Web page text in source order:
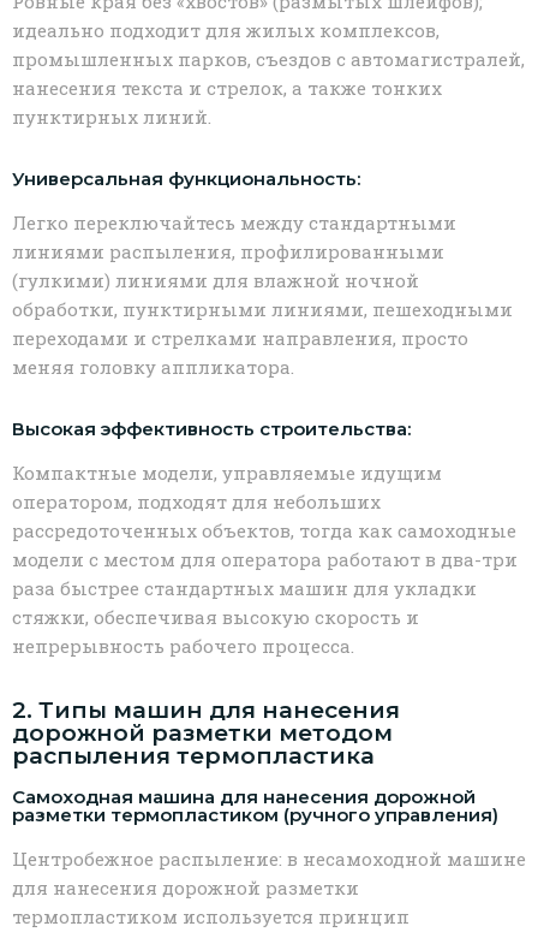
идеально подходит для жилых комплексов,
промышленных парков, съездов с автомагистралей,
нанесения текста и стрелок, а также тонких
пунктирных линий.
Универсальная функциональность:
Легко переключайтесь между стандартными
линиями распыления, профилированными
(гулкими) линиями для влажной ночной
обработки, пунктирными линиями, пешеходными
переходами и стрелками направления, просто
меняя головку аппликатора.
Высокая эффективность строительства:
Компактные модели, управляемые идущим
оператором, подходят для небольших
рассредоточенных объектов, тогда как самоходные
модели с местом для оператора работают в два-три
раза быстрее стандартных машин для укладки
стяжки, обеспечивая высокую скорость и
непрерывность рабочего процесса.
2. Типы машин для нанесения
дорожной разметки методом
распыления термопластика
Самоходная машина для нанесения дорожной
разметки термопластиком (ручного управления)
Центробежное распыление: в несамоходной машине
для нанесения дорожной разметки
термопластиком используется принцип